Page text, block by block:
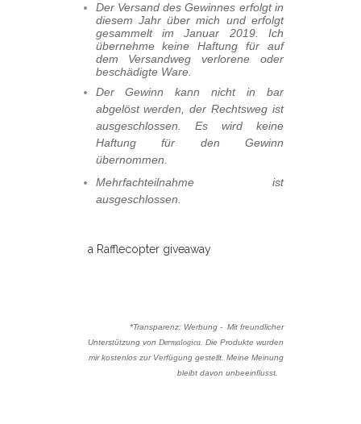
Der Versand des Gewinnes erfolgt in
diesem Jahr über mich und erfolgt
gesammelt im Januar 2019. Ich
übernehme keine Haftung für auf
dem Versandweg verlorene oder
beschädigte Ware.
Der Gewinn kann nicht in bar
abgelöst werden, der Rechtsweg ist
ausgeschlossen. Es wird keine
Haftung für den Gewinn
übernommen.
Mehrfachteilnahme ist
ausgeschlossen.
a Rafflecopter giveaway
*Transparenz: Werbung - Mit freundlicher
Unterstützung von Dermalogica . Die Produkte wurden
mir kostenlos zur Verfügung gestellt. Meine Meinung
bleibt davon unbeeinflusst.